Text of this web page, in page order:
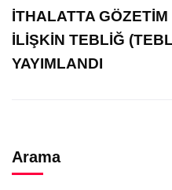
İTHALATTA
İLİŞKİN TEBLİĞ
YAYIMLANDI
Arama